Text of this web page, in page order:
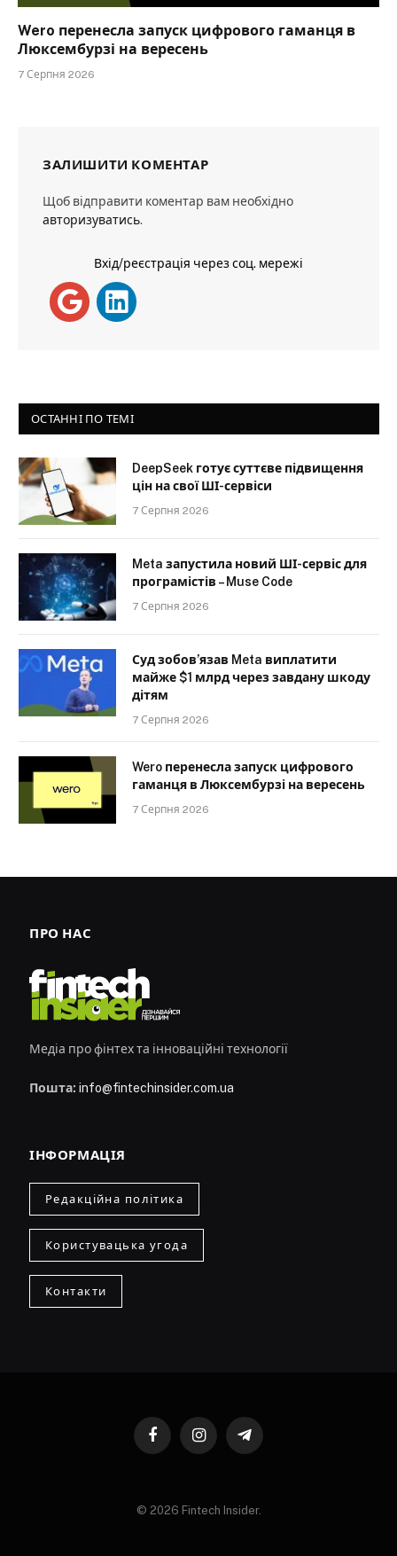
Wero перенесла запуск цифрового гаманця в
Люксембурзі на вересень
7 Серпня 2026
ЗАЛИШИТИ КОМЕНТАР
Щоб відправити коментар вам необхідно
авторизуватись.
Вхід/реєстрація через соц. мережі
ОСТАННІ ПО ТЕМІ
DeepSeek готує суттєве підвищення
цін на свої ШІ-сервіси
7 Серпня 2026
Meta запустила новий ШІ-сервіс для
програмістів – Muse Code
7 Серпня 2026
Суд зобов’язав Meta виплатити
майже $1 млрд через завдану шкоду
дітям
7 Серпня 2026
Wero перенесла запуск цифрового
гаманця в Люксембурзі на вересень
7 Серпня 2026
ПРО НАС
Медіа про фінтех та інноваційні технології
Пошта: info@fintechinsider.com.ua
ІНФОРМАЦІЯ
Редакційна політика
Користувацька угода
Контакти
FacebookInstagramTelegram
© 2026 Fintech Insider.